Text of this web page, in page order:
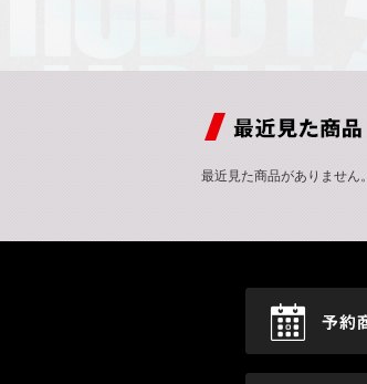
最近見た商品がありません。